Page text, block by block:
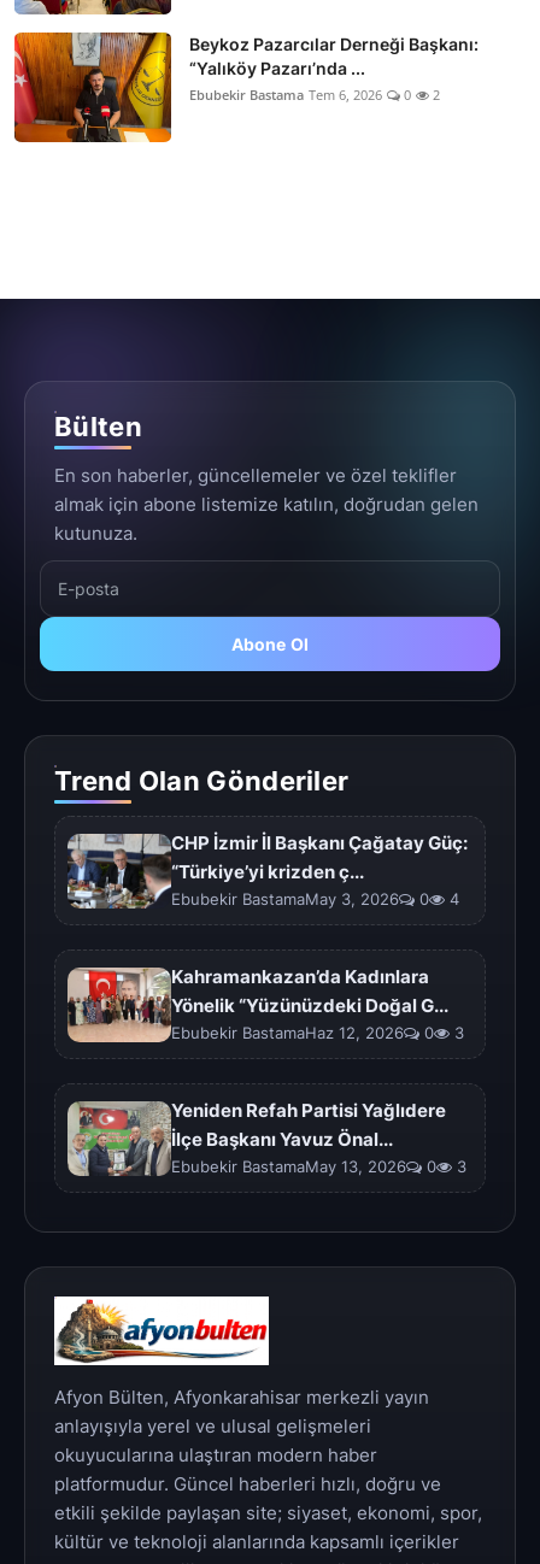
Beykoz Pazarcılar Derneği Başkanı:
“Yalıköy Pazarı’nda ...
Ebubekir Bastama Tem 6, 2026 0 2
Bülten
En son haberler, güncellemeler ve özel teklifler
almak için abone listemize katılın, doğrudan gelen
kutunuza.
Abone Ol
Trend Olan Gönderiler
CHP İzmir İl Başkanı Çağatay Güç:
“Türkiye’yi krizden ç...
Ebubekir BastamaMay 3, 2026 0 4
Kahramankazan’da Kadınlara
Yönelik “Yüzünüzdeki Doğal G...
Ebubekir BastamaHaz 12, 2026 0 3
Yeniden Refah Partisi Yağlıdere
İlçe Başkanı Yavuz Önal...
Ebubekir BastamaMay 13, 2026 0 3
Afyon Bülten, Afyonkarahisar merkezli yayın
anlayışıyla yerel ve ulusal gelişmeleri
okuyucularına ulaştıran modern haber
platformudur. Güncel haberleri hızlı, doğru ve
etkili şekilde paylaşan site; siyaset, ekonomi, spor,
kültür ve teknoloji alanlarında kapsamlı içerikler